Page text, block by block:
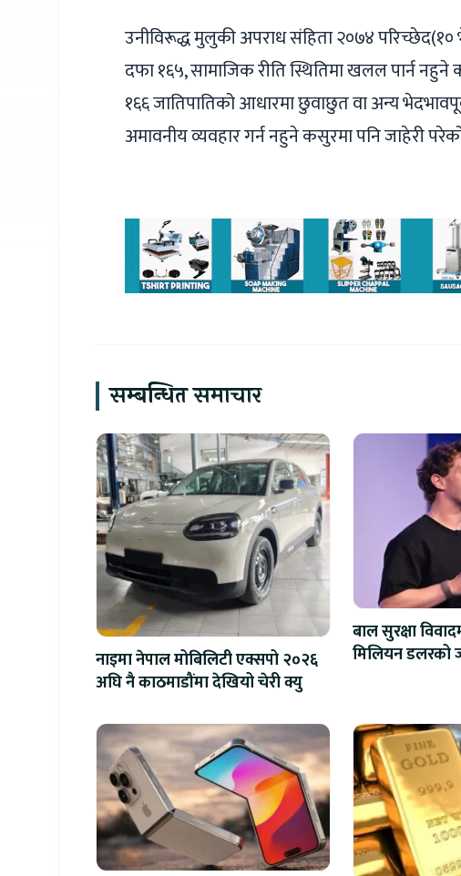
उनीविरूद्ध मुलुकी अपराध संहिता २०७४
दफा १६५, सामाजिक रीति स्थितिमा खलल पार्न
१६६ जातिपातिको आधारमा छुवाछुत वा अन्य
अमावनीय व्यवहार गर्न नहुने कसुरमा पनि जाहेरी
सम्बन्धित समाचार
नाइमा नेपाल मोबिलिटी एक्सपो २०२६
अघि नै काठमाडौंमा देखियो चेरी क्यु
बाल सुरक्षा